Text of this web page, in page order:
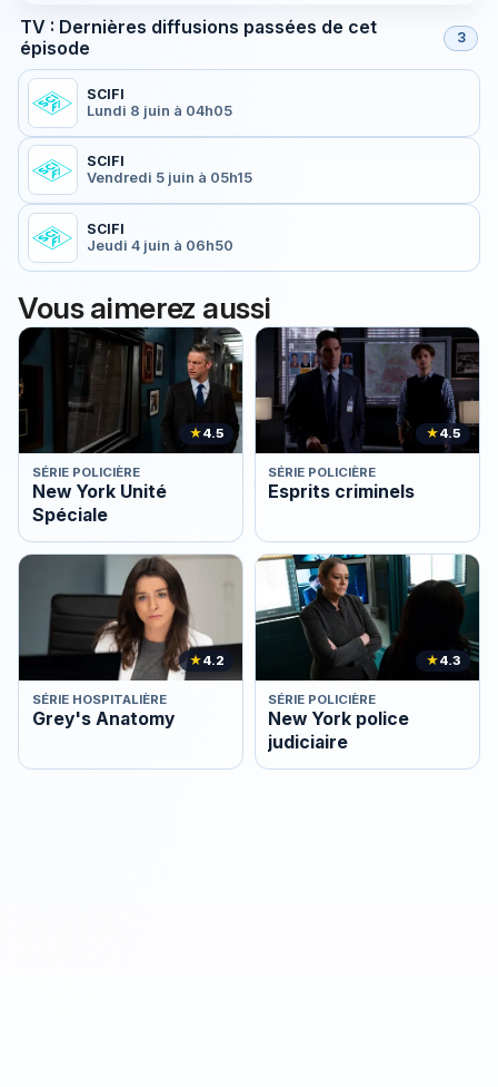
TV : Dernières diffusions passées de cet
épisode
3
SCIFI
Lundi 8 juin à 04h05
SCIFI
Vendredi 5 juin à 05h15
SCIFI
Jeudi 4 juin à 06h50
Vous aimerez aussi
★4.5
SÉRIE POLICIÈRE
New York Unité
Spéciale
★4.5
SÉRIE POLICIÈRE
Esprits criminels
★4.2
SÉRIE HOSPITALIÈRE
Grey's Anatomy
★4.3
SÉRIE POLICIÈRE
New York police
judiciaire